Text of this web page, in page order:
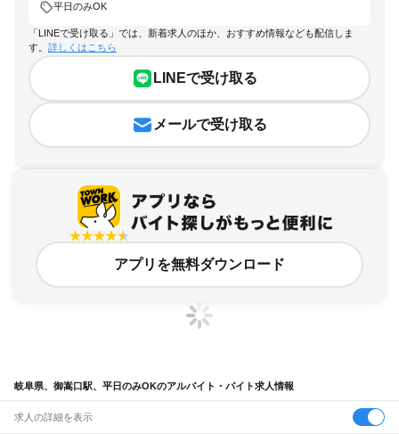
平日のみOK
「LINEで受け取る」では、新着求人のほか、おすすめ情報なども配信しま
す。 詳しくはこちら
LINEで受け取る
メールで受け取る
アプリを無料ダウンロード
岐阜県、御嵩口駅、平日のみOKのアルバイト・バイト求人情報
求人の詳細を表示